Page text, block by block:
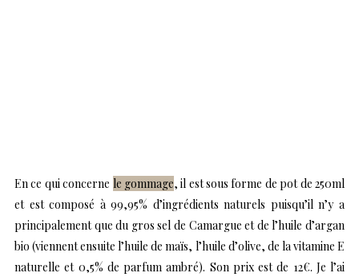
En ce qui concerne le gommage, il est sous forme de pot de 250ml
et est composé à 99,95% d’ingrédients naturels puisqu’il n’y a
principalement que du gros sel de Camargue et de l’huile d’argan
bio (viennent ensuite l’huile de maïs, l’huile d’olive, de la vitamine E
naturelle et 0,5% de parfum ambré). Son prix est de 12€. Je l’ai